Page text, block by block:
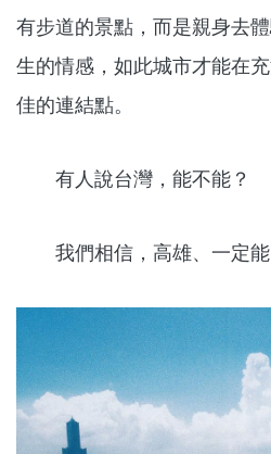
有步道的景點，而是親身去
生的情感，如此城市才能在
佳的連結點。
有人說台灣，能不能？
我們相信，高雄、一定能